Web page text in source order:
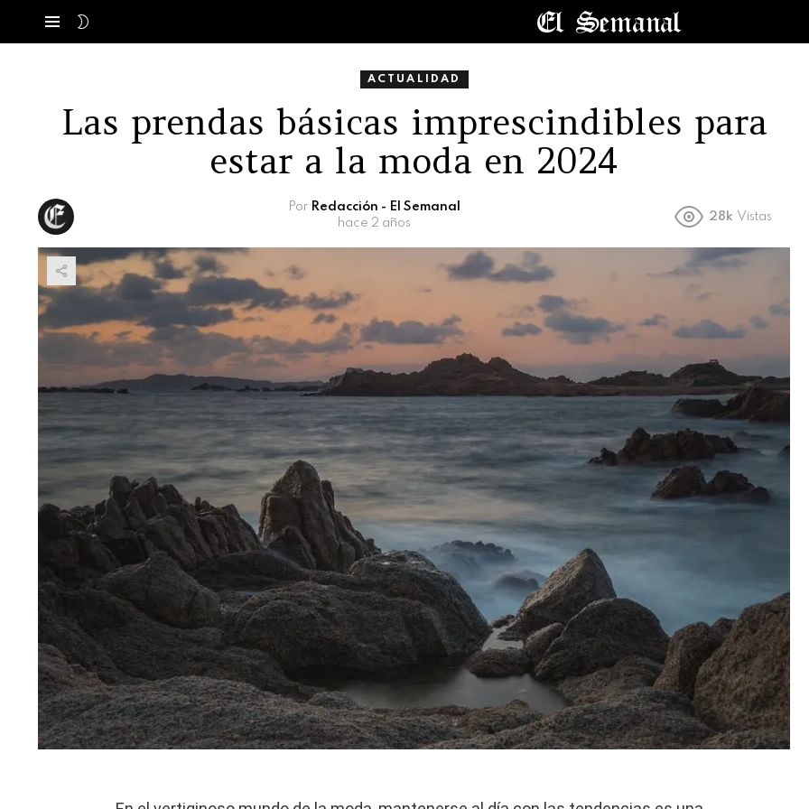
ACTUALIDAD
Las prendas básicas imprescindibles para
estar a la moda en 2024
Por Redacción - El Semanal
hace 2 años
28k Vistas